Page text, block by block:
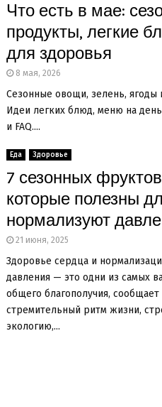
Что есть в мае:
продукты, легкие
для здоровья
8 мая, 2026
Сезонные овощи, зелень, ягоды
Идеи легких блюд, меню на
и FAQ....
Еда Здоровье
7 сезонных
которые полезны
нормализуют
21 июня, 2025
Здоровье сердца и
давления — это одни из самых
общего благополучия,
стремительный ритм жизни,
экологию,...